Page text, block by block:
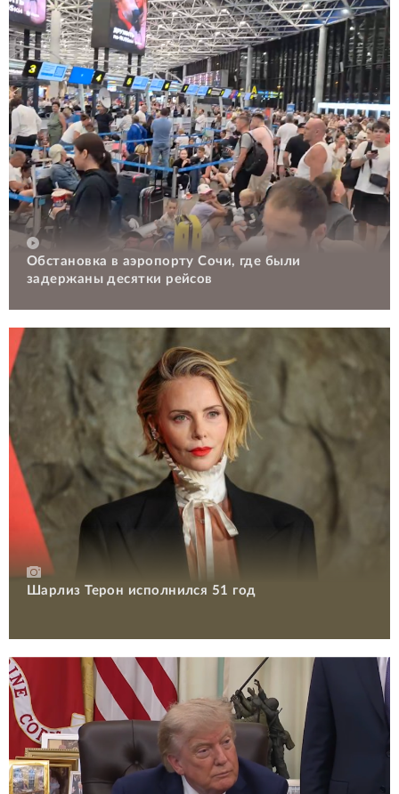
Обстановка в аэропорту Сочи, где были
задержаны десятки рейсов
Шарлиз Терон исполнился 51 год